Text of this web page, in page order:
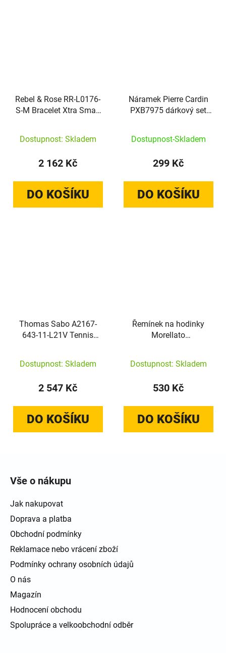
Rebel & Rose RR-L0176-
S-M Bracelet Xtra Small
Dostupnost: Skladem
2 162 Kč
DO KOŠÍKU
Náramek Pierre Cardin
PXB7975 dárkový set
Dostupnost-Skladem
299 Kč
DO KOŠÍKU
Thomas Sabo A2167-
643-11-L21V Tennis
Dostupnost: Skladem
2 547 Kč
DO KOŠÍKU
Řemínek na hodinky
Morellato
Dostupnost: Skladem
530 Kč
DO KOŠÍKU
Vše o nákupu
Jak nakupovat
Doprava a platba
Obchodní podmínky
Reklamace nebo vrácení zboží
Podmínky ochrany osobních údajů
O nás
Magazín
Hodnocení obchodu
Spolupráce a velkoobchodní odběr